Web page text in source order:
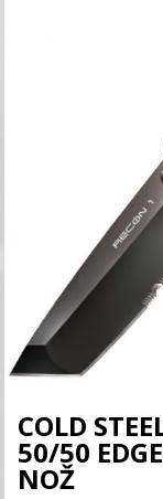
COLD
50/50
NOŽ